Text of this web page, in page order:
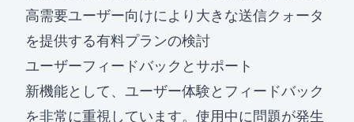
高需要ユーザー向けにより大きな送信クォータ
を提供する有料プランの検討
ユーザーフィードバックとサポート
新機能として、ユーザー体験とフィードバック
を非常に重視しています。使用中に問題が発生